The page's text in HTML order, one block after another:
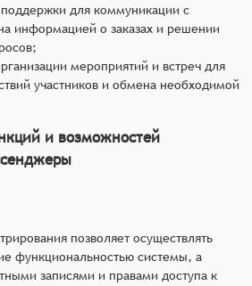
для коммуникации с
информацией о заказах и решении
мероприятий и встреч для
участников и обмена необходимой
и возможностей
позволяет осуществлять
функциональностью системы, а
записями и правами доступа к